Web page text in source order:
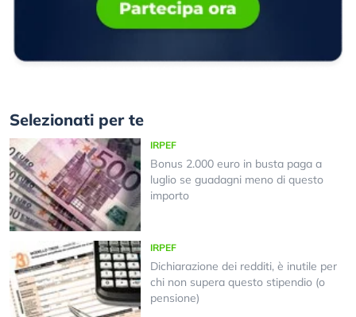
Selezionati per te
IRPEF
Bonus 2.000 euro in busta paga a
luglio se guadagni meno di questo
importo
IRPEF
Dichiarazione dei redditi, è inutile per
chi non supera questo stipendio (o
pensione)